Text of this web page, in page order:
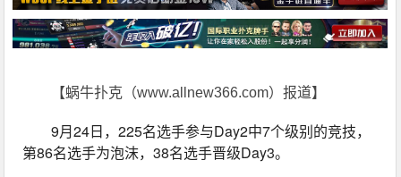
【蜗牛扑克（www.allnew366.com）报道】
9月24日，225名选手参与Day2中7个级别的竞技，
第86名选手为泡沫，38名选手晋级Day3。